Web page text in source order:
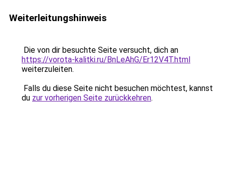
Weiterleitungshinweis
Die von dir besuchte Seite versucht, dich an
https://vorota-kalitki.ru/BnLeAhG/Er12V4T.html
weiterzuleiten.
Falls du diese Seite nicht besuchen möchtest, kannst
du zur vorherigen Seite zurückkehren.